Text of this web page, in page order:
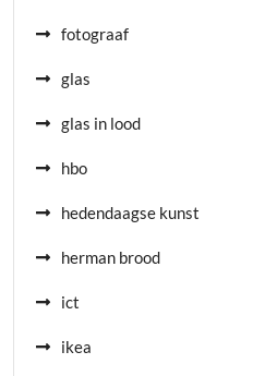
fotograaf
glas
glas in lood
hbo
hedendaagse kunst
herman brood
ict
ikea